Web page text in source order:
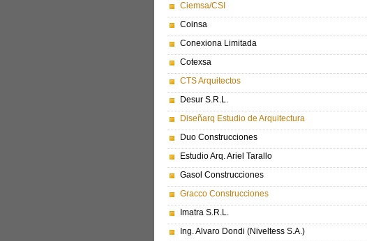
Ciemsa/CSI
Coinsa
Conexiona Limitada
Cotexsa
CTS Arquitectos
Desur S.R.L.
Diseñarq Estudio de Arquitectura
Duo Construcciones
Estudio Arq. Ariel Tarallo
Gasol Construcciones
Gracco Construcciones
Imatra S.R.L.
Ing. Alvaro Dondi (Niveltess S.A.)